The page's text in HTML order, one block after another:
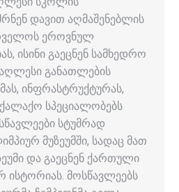
დავით აღმაშენებლის
ეროვნულ
ისინი გაეცნენ სამხედრო
განათლების
ინფრასტრუქტურას,
სპეციალობებს
სტუმრად
მუზეუმში, სადაც მათ
და გაეცნენ ქართული
ისტორიას. მოსწავლეებს